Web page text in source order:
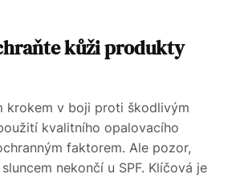
kůži produkty
krokem v boji proti škodlivým
kvalitního opalovacího
faktorem. Ale pozor,
nekončí u SPF. Klíčová je